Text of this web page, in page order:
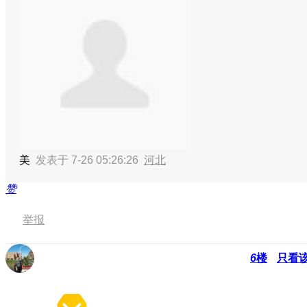
美 发表于 7-26 05:26:26 河北
赞
举报
6楼 只看